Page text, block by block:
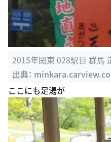
2015年関東 028駅目 群馬
関東 028駅目 群馬 ...
出典：
ここにも足湯が